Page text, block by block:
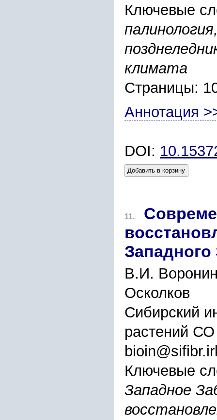
Ключевые
климата
Страницы:
Аннотация
DOI:
Добавить в корзину
11.
Западного
В.И.
Осколков
Сибирский
растений
Ключевые
Западное